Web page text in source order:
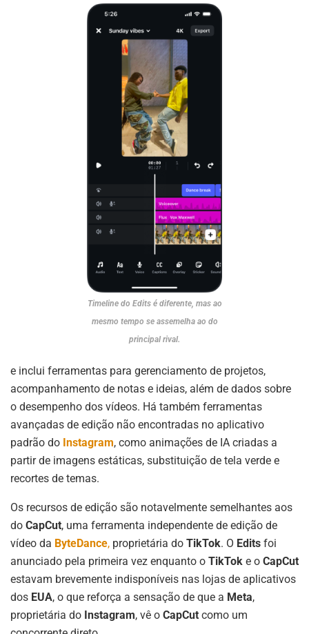
Timeline do Edits é diferente, mas ao
mesmo tempo se assemelha ao do
principal rival.
e inclui ferramentas para gerenciamento de projetos,
acompanhamento de notas e ideias, além de dados sobre
o desempenho dos vídeos. Há também ferramentas
avançadas de edição não encontradas no aplicativo
padrão do Instagram, como animações de IA criadas a
partir de imagens estáticas, substituição de tela verde e
recortes de temas.
Os recursos de edição são notavelmente semelhantes aos
do CapCut, uma ferramenta independente de edição de
vídeo da ByteDance, proprietária do TikTok. O Edits foi
anunciado pela primeira vez enquanto o TikTok e o CapCut
estavam brevemente indisponíveis nas lojas de aplicativos
dos EUA, o que reforça a sensação de que a Meta,
proprietária do Instagram, vê o CapCut como um